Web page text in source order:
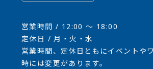
営業時間 / 12:00 〜 18:00
定休日 / 月・火・水
営業時間、定休日ともにイベントや
時には変更があります。